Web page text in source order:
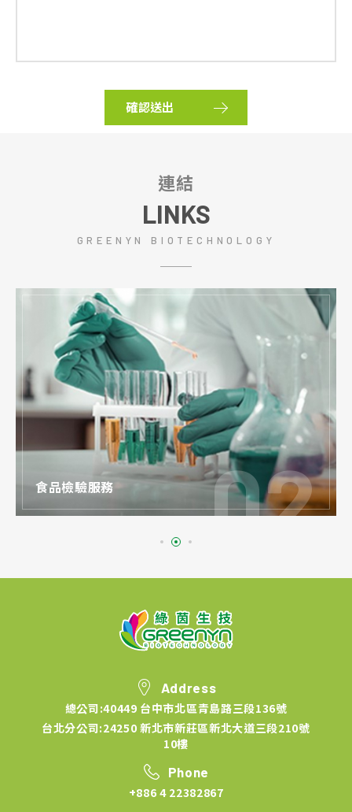
確認送出
連結
LINKS
GREENYN BIOTECHNOLOGY
食品檢驗服務
Address
總公司:40449 台中市北區青島路三段136號
台北分公司:24250 新北市新莊區新北大道三段210號
10樓
Phone
+886 4 22382867